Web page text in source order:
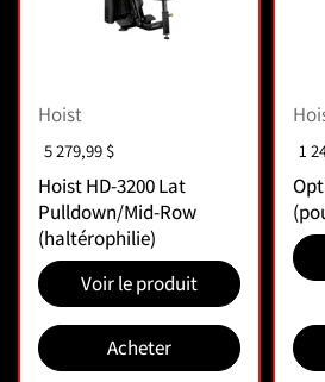
Hoist
Prix :
5 279,99 $
Hoist HD-3200 Lat
Pulldown/Mid-Row
(haltérophilie)
Voir le produit
Acheter
1